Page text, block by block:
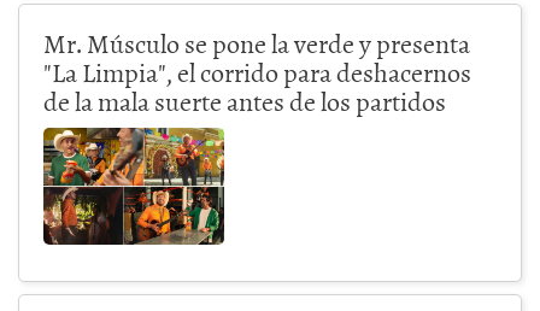
Mr. Músculo se pone la verde y presenta
"La Limpia", el corrido para deshacernos
de la mala suerte antes de los partidos